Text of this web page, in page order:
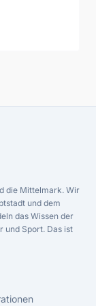
die Mittelmark. Wir
und dem
das Wissen der
und Sport. Das ist